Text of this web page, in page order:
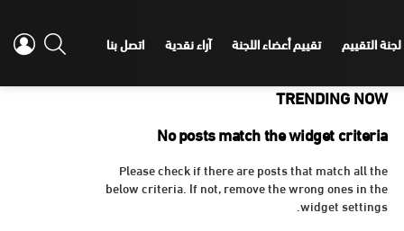
التقييم تقييم أعضاء اللجنة آراء نقدية اتصل بنا SEARCH
TRENDING NOW
No posts match the widget criteria
Please check if there are posts that match all the
below criteria. If not, remove the wrong ones in the
widget settings.